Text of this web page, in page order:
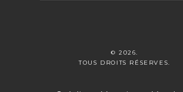
© 2026.
TOUS DROITS RÉSERVES.